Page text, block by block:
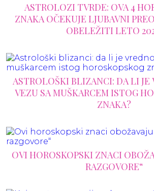
ASTROLOZI TVRDE: OVA 4
ZNAKA OČEKUJE LJUBAVNI
OBELEŽITI LETO
ASTROLOŠKI BLIZANCI: DA LI JE
VEZU SA MUŠKARCEM ISTOG
ZNAKA?
OVI HOROSKOPSKI ZNACI
RAZGOVORE“